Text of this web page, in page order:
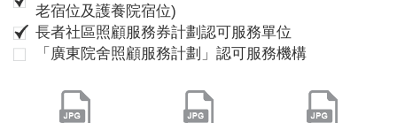
老宿位及護養院宿位)
長者社區照顧服務券計劃認可服務單位
「廣東院舍照顧服務計劃」認可服務機構